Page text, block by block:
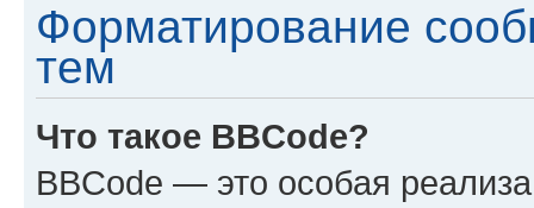
Форматирование
тем
Что такое BBCode?
BBCode — это особая